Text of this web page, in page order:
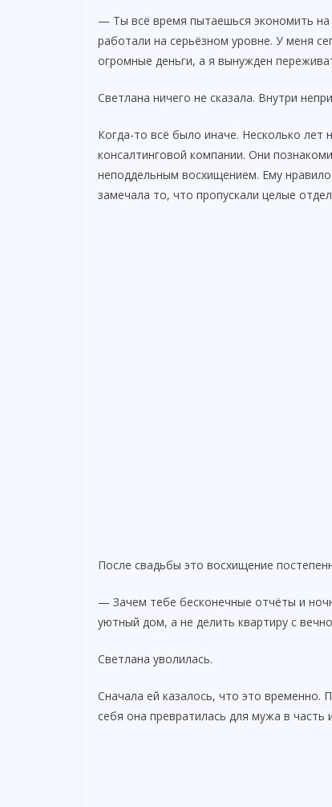
— Ты всё время пытаешься экономить
работали на серьёзном уровне. У меня
огромные деньги, а я вынужден
Светлана ничего не сказала. Внутри
Когда-то всё было иначе. Несколько лет
консалтинговой компании. Они
неподдельным восхищением. Ему
замечала то, что пропускали целые
После свадьбы это восхищение
— Зачем тебе бесконечные отчёты и
уютный дом, а не делить квартиру с
Светлана уволилась.
Сначала ей казалось, что это
себя она превратилась для мужа в